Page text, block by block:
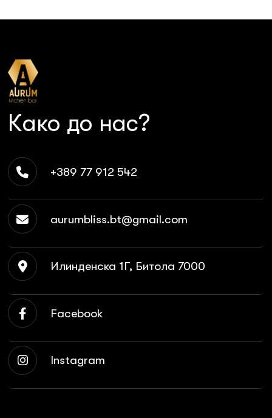
Како до нас?
+389 77 912 542
aurumbliss.bt@gmail.com
Илинденска 1Г, Битола 7000
Facebook
Instagram